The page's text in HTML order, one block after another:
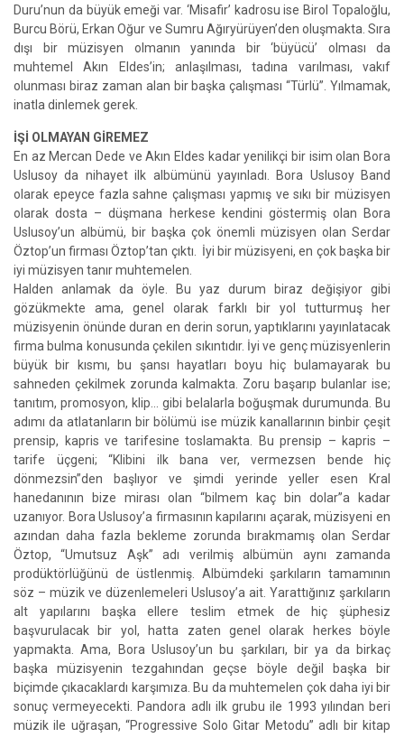
Duru’nun da büyük emeği var. ‘Misafir’ kadrosu ise Birol Topaloğlu,
Burcu Börü, Erkan Oğur ve Sumru Ağıryürüyen’den oluşmakta. Sıra
dışı bir müzisyen olmanın yanında bir ‘büyücü’ olması da
muhtemel Akın Eldes’in; anlaşılması, tadına varılması, vakıf
olunması biraz zaman alan bir başka çalışması “Türlü”. Yılmamak,
inatla dinlemek gerek.
İŞİ OLMAYAN GİREMEZ
En az Mercan Dede ve Akın Eldes kadar yenilikçi bir isim olan Bora
Uslusoy da nihayet ilk albümünü yayınladı. Bora Uslusoy Band
olarak epeyce fazla sahne çalışması yapmış ve sıkı bir müzisyen
olarak dosta – düşmana herkese kendini göstermiş olan Bora
Uslusoy’un albümü, bir başka çok önemli müzisyen olan Serdar
Öztop’un firması Öztop’tan çıktı. İyi bir müzisyeni, en çok başka bir
iyi müzisyen tanır muhtemelen.
Halden anlamak da öyle. Bu yaz durum biraz değişiyor gibi
gözükmekte ama, genel olarak farklı bir yol tutturmuş her
müzisyenin önünde duran en derin sorun, yaptıklarını yayınlatacak
firma bulma konusunda çekilen sıkıntıdır. İyi ve genç müzisyenlerin
büyük bir kısmı, bu şansı hayatları boyu hiç bulamayarak bu
sahneden çekilmek zorunda kalmakta. Zoru başarıp bulanlar ise;
tanıtım, promosyon, klip… gibi belalarla boğuşmak durumunda. Bu
adımı da atlatanların bir bölümü ise müzik kanallarının binbir çeşit
prensip, kapris ve tarifesine toslamakta. Bu prensip – kapris –
tarife üçgeni; “Klibini ilk bana ver, vermezsen bende hiç
dönmezsin”den başlıyor ve şimdi yerinde yeller esen Kral
hanedanının bize mirası olan “bilmem kaç bin dolar”a kadar
uzanıyor. Bora Uslusoy’a firmasının kapılarını açarak, müzisyeni en
azından daha fazla bekleme zorunda bırakmamış olan Serdar
Öztop, “Umutsuz Aşk” adı verilmiş albümün aynı zamanda
prodüktörlüğünü de üstlenmiş. Albümdeki şarkıların tamamının
söz – müzik ve düzenlemeleri Uslusoy’a ait. Yarattığınız şarkıların
alt yapılarını başka ellere teslim etmek de hiç şüphesiz
başvurulacak bir yol, hatta zaten genel olarak herkes böyle
yapmakta. Ama, Bora Uslusoy’un bu şarkıları, bir ya da birkaç
başka müzisyenin tezgahından geçse böyle değil başka bir
biçimde çıkacaklardı karşımıza. Bu da muhtemelen çok daha iyi bir
sonuç vermeyecekti. Pandora adlı ilk grubu ile 1993 yılından beri
müzik ile uğraşan, “Progressive Solo Gitar Metodu” adlı bir kitap